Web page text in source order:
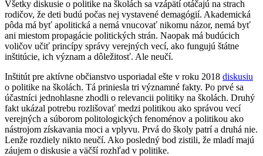
Všetky diskusie o politike na školách sa vzápätí otáčajú na strach
rodičov, že deti budú počas nej vystavené demagógií. Akademická
pôda má byť apolitická a nemá vnucovať nikomu názor, nemá byť
ani miestom propagácie politických strán. Naopak má budúcich
voličov učiť princípy správy verejných vecí, ako fungujú štátne
inštitúcie, ich význam a dôležitosť. Ale neučí.
Inštitút pre aktívne občianstvo usporiadal ešte v roku 2018 diskusiu
o politike na školách. Tá priniesla tri významné fakty. Po prvé sa
účastníci jednohlasne zhodli o relevancii politiky na školách. Druhý
fakt ukázal potrebu rozlišovať medzi politikou ako správou vecí
verejných a súborom politologických fenoménov a politikou ako
nástrojom získavania moci a vplyvu. Prvá do školy patrí a druhá nie.
Lenže rozdiely nikto neučí. Ako posledný bod zistili, že mladí majú
záujem o diskusie a väčší rozhľad v politike.